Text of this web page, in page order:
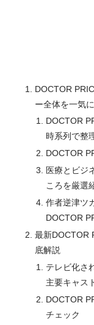
DOCTOR
ー全体を一気
DOCTOR
時系列で整
DOCTOR
医療とビジ
ころを厳選
作者逆津ツ
DOCTOR
最新DOCTOR
底解説
テレビ化さ
主要キャス
DOCTOR
チェック